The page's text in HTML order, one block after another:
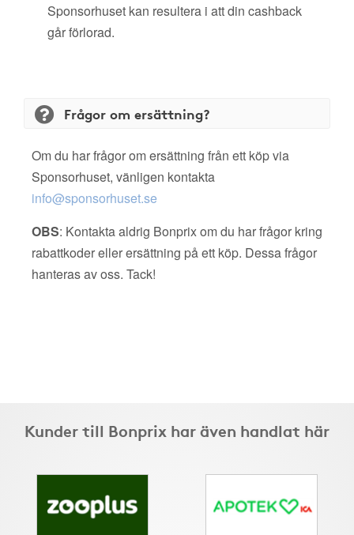
Sponsorhuset kan resultera i att din cashback
går förlorad.
Frågor om ersättning?
Om du har frågor om ersättning från ett köp via
Sponsorhuset, vänligen kontakta
info@sponsorhuset.se
OBS: Kontakta aldrig Bonprix om du har frågor kring
rabattkoder eller ersättning på ett köp. Dessa frågor
hanteras av oss. Tack!
Kunder till Bonprix har även handlat här